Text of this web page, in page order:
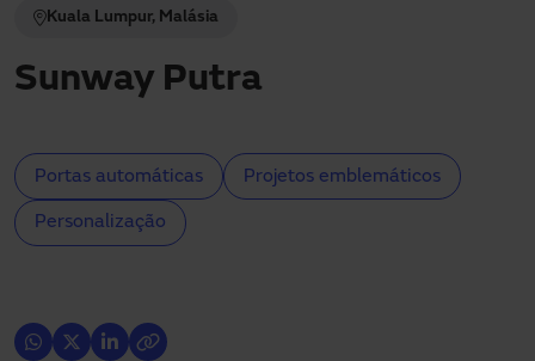
Kuala Lumpur, Malásia
Sunway Putra
Portas automáticas Projetos emblemáticos
Personalização